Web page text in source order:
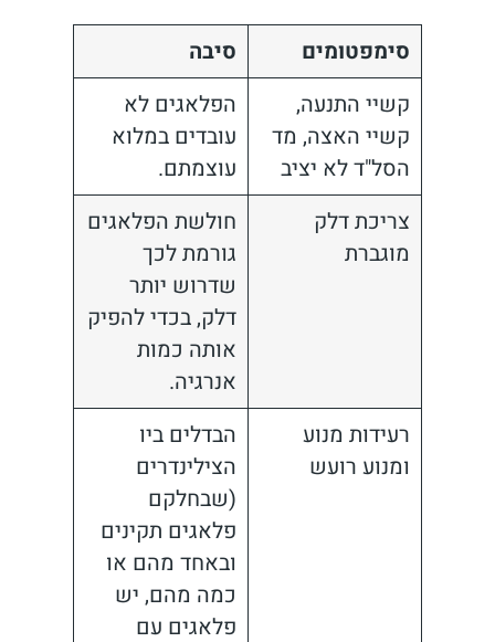
סימפטומים
סיבה
קשיי התנעה,
קשיי האצה, מד
הסל"ד לא יציב
הפלאגים לא
עובדים במלוא
עוצמתם.
צריכת דלק
מוגברת
חולשת הפלאגים
גורמת לכך
שדרוש יותר
דלק, בכדי להפיק
אותה כמות
אנרגיה.
רעידות מנוע
ומנוע רועש
הבדלים ביו
הצילינדרים
(שבחלקם
פלאגים תקינים
ובאחד מהם או
כמה מהם, יש
פלאגים עם